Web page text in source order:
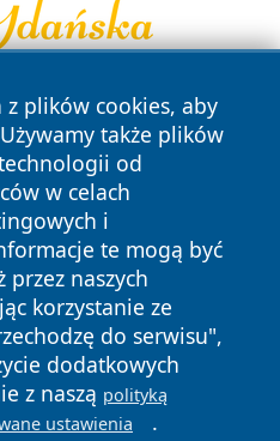
z plików cookies, aby
także plików
od
w celach
i
te mogą być
naszych
korzystanie ze
do serwisu",
dodatkowych
z naszą polityką
ustawienia .
Wszystkie prawa
Polityka
Cookies